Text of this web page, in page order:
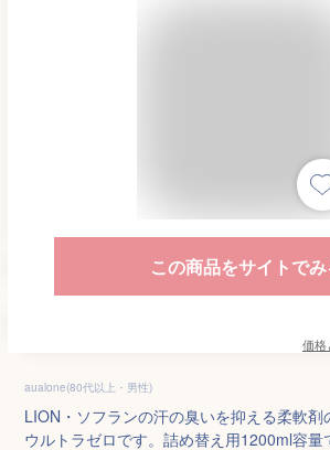
この商品をサイトで
価格
aualone(80代以上・男性)
LION・ソフランの汗の臭いを抑える柔軟剤
ウルトラゼロです。詰め替え用1200ml容量